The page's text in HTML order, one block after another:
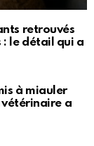
retrouvés
: le détail qui a
à miauler
vétérinaire a